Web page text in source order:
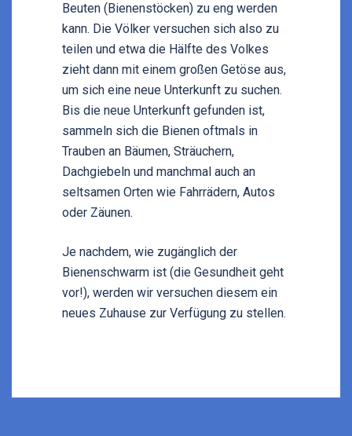
Beuten (Bienenstöcken) zu eng werden
kann. Die Völker versuchen sich also zu
teilen und etwa die Hälfte des Volkes
zieht dann mit einem großen Getöse aus,
um sich eine neue Unterkunft zu suchen.
Bis die neue Unterkunft gefunden ist,
sammeln sich die Bienen oftmals in
Trauben an Bäumen, Sträuchern,
Dachgiebeln und manchmal auch an
seltsamen Orten wie Fahrrädern, Autos
oder Zäunen.
Je nachdem, wie zugänglich der
Bienenschwarm ist (die Gesundheit geht
vor!), werden wir versuchen diesem ein
neues Zuhause zur Verfügung zu stellen.